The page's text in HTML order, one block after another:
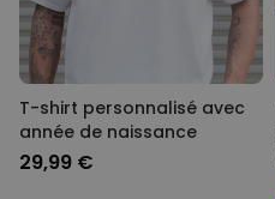
T-shirt personnalisé avec
année de naissance
29,99 €